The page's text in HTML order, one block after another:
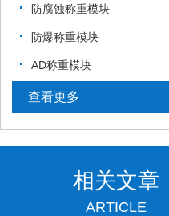
防腐蚀称重模块
防爆称重模块
AD称重模块
查看更多
相关文章
ARTICLE